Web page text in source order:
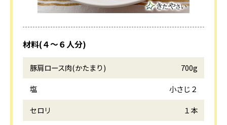
材料(４～６人分)
豚肩ロース肉(かたまり)
700g
塩
小さじ２
セロリ
１本